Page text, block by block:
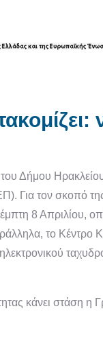
Δήμου
Για τον σκοπό
8 Απριλίου,
το Κέντρο
κάνει στάση η